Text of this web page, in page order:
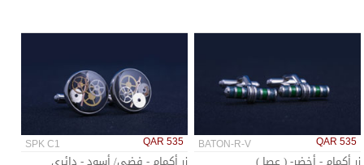
BATON-R-V QAR 535
SPK C1 QAR 535